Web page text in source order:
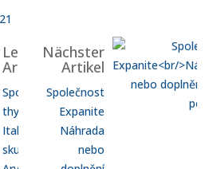
Letzter
Artikel
Společnost
thyssenkrupp
Italská
skupina
Nächster
Artikel
Společnost
Expanite
Náhrada
nebo